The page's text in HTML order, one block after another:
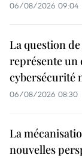
06/08/2026 09:04
La question
représente un
cybersécurité
06/08/2026 08:30
La
nouvelles